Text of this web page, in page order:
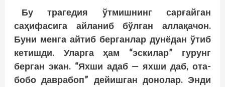
Бу трагедия ўтмишнинг сарғайган
саҳифасига айланиб бўлган аллақачон.
Буни менга айтиб берганлар дунёдан ўтиб
кетишди. Уларга ҳам “эскилар” гурунг
берган экан. “Яхши адаб — яхши даб, ота-
бобо даврабоп” дейишган донолар. Энди